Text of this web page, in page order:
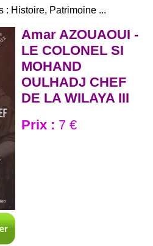
: Histoire, Patrimoine ...
Amar AZOUAOUI -
LE COLONEL SI
MOHAND
OULHADJ CHEF
DE LA WILAYA III
Prix : 7 €